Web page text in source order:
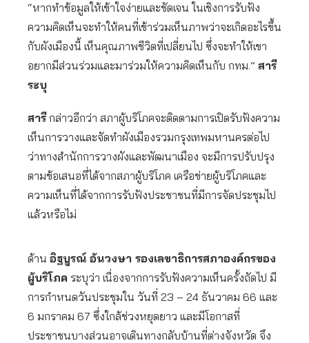
“หากทำข้อมูลให้เข้าใจง่ายและชัดเจน ในเชิงการรับฟัง
ความคิดเห็นจะทำให้คนที่เข้าร่วมเห็นภาพว่าจะเกิดอะไรขึ้น
กับผังเมืองนี้ เห็นคุณภาพชีวิตที่เปลี่ยนไป ซึ่งจะทำให้เขา
อยากมีส่วนร่วมและมาร่วมให้ความคิดเห็นกับ กทม.” สารี
ระบุ
สารีกล่าวอีกว่า สภาผู้บริโภคจะติดตามการเปิดรับฟังความ
เห็นการวางและจัดทำผังเมืองรวมกรุงเทพมหานครต่อไป
ว่าทางสำนักการวางผังและพัฒนาเมือง จะมีการปรับปรุง
ตามข้อเสนอที่ได้จากสภาผู้บริโภค เครือข่ายผู้บริโภคและ
ความเห็นที่ได้จากการรับฟังประชาชนที่มีการจัดประชุมไป
แล้วหรือไม่
ด้าน อิฐบูรณ์ อ้นวงษา รองเลขาธิการสภาองค์กรของ
ผู้บริโภค ระบุว่า เนื่องจากการรับฟังความเห็นครั้งถัดไป มี
การกำหนดวันประชุมใน วันที่ 23 – 24 ธันวาคม 66 และ
6 มกราคม 67 ซึ่งใกล้ช่วงหยุดยาว และมีโอกาสที่
ประชาชนบางส่วนอาจเดินทางกลับบ้านที่ต่างจังหวัด จึง